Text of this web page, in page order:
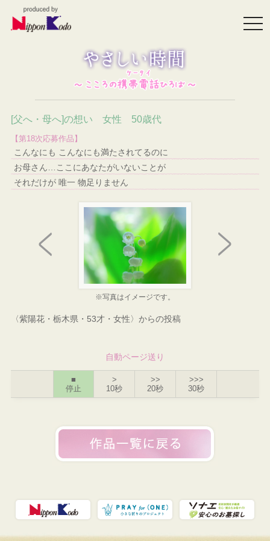
[父へ・母へ]の想い 女性 50歳代
【第18次応募作品】
こんなにも こんなにも満たされてるのに
お母さん…ここにあなたがいないことが
それだけが 唯一 物足りません
※写真はイメージです。
〈紫陽花・栃木県・53才・女性〉からの投稿
自動ページ送り
■
停止
>
10秒
>>
20秒
>>>
30秒